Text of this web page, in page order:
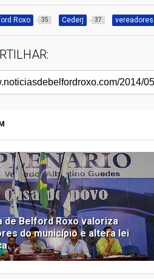
Roxo 35 Cederj 37 vereadores
de Belford Roxo valoriza
do município e altera lei